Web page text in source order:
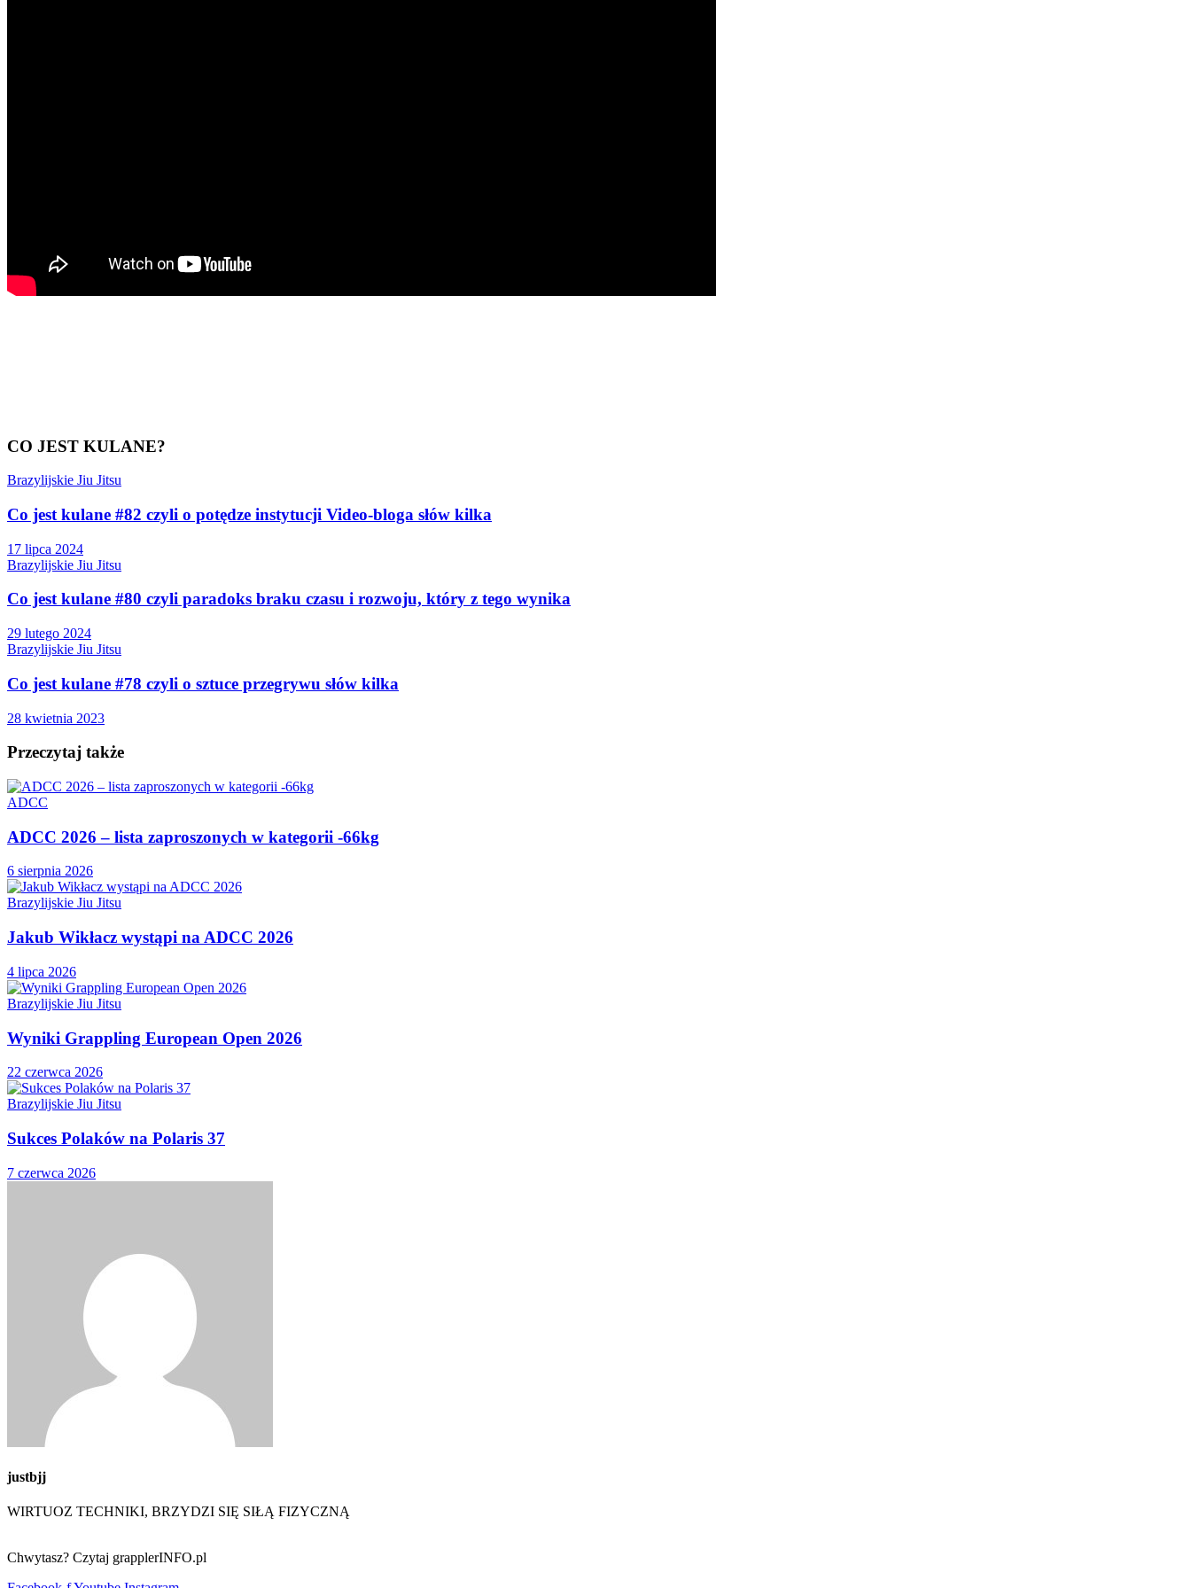
CO JEST KULANE?
Brazylijskie Jiu Jitsu
Co jest kulane #82 czyli o potędze instytucji Video-bloga słów kilka
17 lipca 2024
Brazylijskie Jiu Jitsu
Co jest kulane #80 czyli paradoks braku czasu i rozwoju, który z tego wynika
29 lutego 2024
Brazylijskie Jiu Jitsu
Co jest kulane #78 czyli o sztuce przegrywu słów kilka
28 kwietnia 2023
Przeczytaj także
ADCC
ADCC 2026 – lista zaproszonych w kategorii -66kg
6 sierpnia 2026
Brazylijskie Jiu Jitsu
Jakub Wikłacz wystąpi na ADCC 2026
4 lipca 2026
Brazylijskie Jiu Jitsu
Wyniki Grappling European Open 2026
22 czerwca 2026
Brazylijskie Jiu Jitsu
Sukces Polaków na Polaris 37
7 czerwca 2026
justbjj
WIRTUOZ TECHNIKI, BRZYDZI SIĘ SIŁĄ FIZYCZNĄ
Chwytasz? Czytaj grapplerINFO.pl